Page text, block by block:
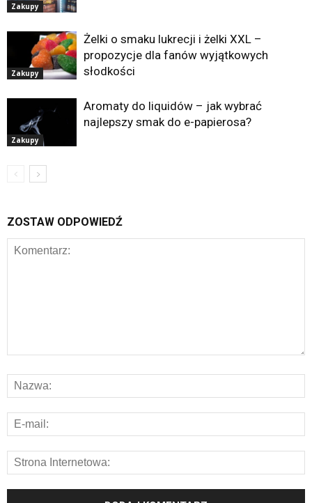
Zakupy
Zakupy
Żelki o smaku lukrecji i żelki XXL –
propozycje dla fanów wyjątkowych
słodkości
Zakupy
Aromaty do liquidów – jak wybrać
najlepszy smak do e-papierosa?
ZOSTAW ODPOWIEDŹ